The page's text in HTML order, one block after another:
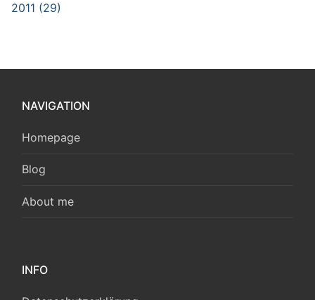
2011 (29)
NAVIGATION
Homepage
Blog
About me
INFO